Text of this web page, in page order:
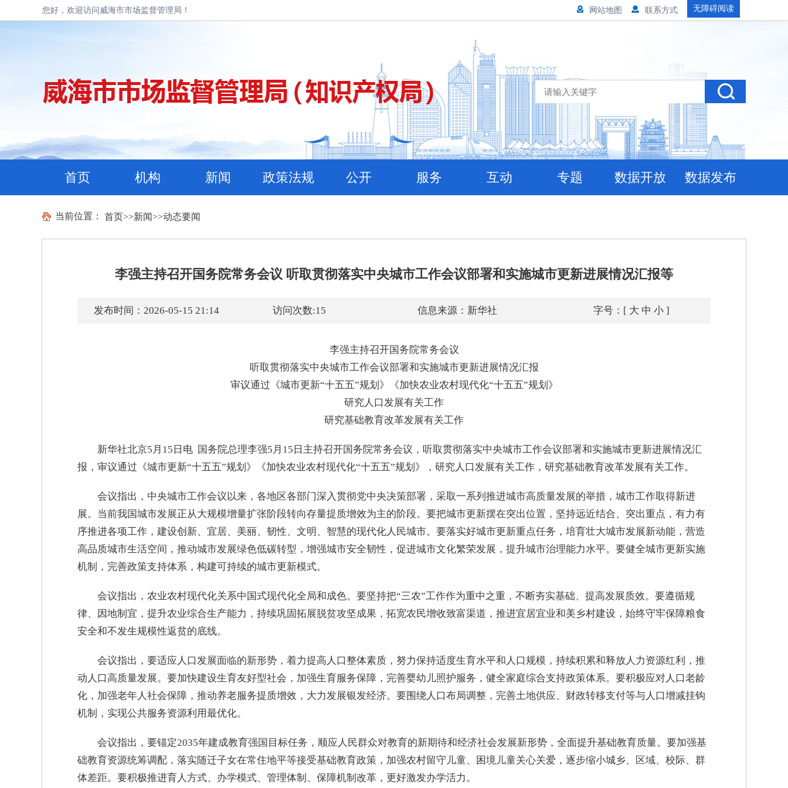
您好，欢迎访问威海市市场监督管理局！ 无障碍阅读
联系方式
网站地图
首页 机构 新闻 政策法规 公开 服务 互动 专题 数据开放 数据发布
当前位置： 首页>>新闻>>动态要闻
李强主持召开国务院常务会议 听取贯彻落实中央城市工作会议部署和实施城市更新进展情况汇报等
发布时间：2026-05-15 21:14 访问次数:15 信息来源： 新华社 字号：[ 大 中 小 ]
李强主持召开国务院常务会议
听取贯彻落实中央城市工作会议部署和实施城市更新进展情况汇报
审议通过《城市更新“十五五”规划》《加快农业农村现代化“十五五”规划》
研究人口发展有关工作
研究基础教育改革发展有关工作
新华社北京5月15日电 国务院总理李强5月15日主持召开国务院常务会议，听取贯彻落实中央城市工作会议部署和实施城市更新进展情况汇
报，审议通过《城市更新“十五五”规划》《加快农业农村现代化“十五五”规划》，研究人口发展有关工作，研究基础教育改革发展有关工作。
会议指出，中央城市工作会议以来，各地区各部门深入贯彻党中央决策部署，采取一系列推进城市高质量发展的举措，城市工作取得新进
展。当前我国城市发展正从大规模增量扩张阶段转向存量提质增效为主的阶段。要把城市更新摆在突出位置，坚持远近结合、突出重点，有力有
序推进各项工作，建设创新、宜居、美丽、韧性、文明、智慧的现代化人民城市。要落实好城市更新重点任务，培育壮大城市发展新动能，营造
高品质城市生活空间，推动城市发展绿色低碳转型，增强城市安全韧性，促进城市文化繁荣发展，提升城市治理能力水平。要健全城市更新实施
机制，完善政策支持体系，构建可持续的城市更新模式。
会议指出，农业农村现代化关系中国式现代化全局和成色。要坚持把“三农”工作作为重中之重，不断夯实基础、提高发展质效。要遵循规
律、因地制宜，提升农业综合生产能力，持续巩固拓展脱贫攻坚成果，拓宽农民增收致富渠道，推进宜居宜业和美乡村建设，始终守牢保障粮食
安全和不发生规模性返贫的底线。
会议指出，要适应人口发展面临的新形势，着力提高人口整体素质，努力保持适度生育水平和人口规模，持续积累和释放人力资源红利，推
动人口高质量发展。要加快建设生育友好型社会，加强生育服务保障，完善婴幼儿照护服务，健全家庭综合支持政策体系。要积极应对人口老龄
化，加强老年人社会保障，推动养老服务提质增效，大力发展银发经济。要围绕人口布局调整，完善土地供应、财政转移支付等与人口增减挂钩
机制，实现公共服务资源利用最优化。
会议指出，要锚定2035年建成教育强国目标任务，顺应人民群众对教育的新期待和经济社会发展新形势，全面提升基础教育质量。要加强基
础教育资源统筹调配，落实随迁子女在常住地平等接受基础教育政策，加强农村留守儿童、困境儿童关心关爱，逐步缩小城乡、区域、校际、群
体差距。要积极推进育人方式、办学模式、管理体制、保障机制改革，更好激发办学活力。